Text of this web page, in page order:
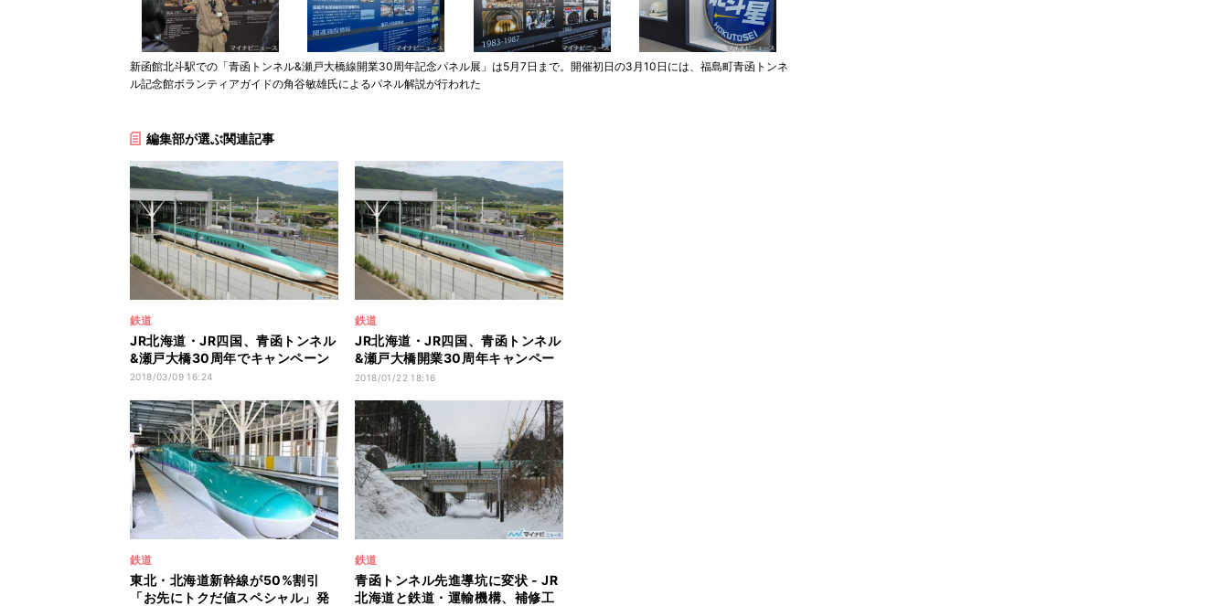
新函館北斗駅での「青函トンネル&瀬戸大橋線開業30周年記念パネル展」は5月7日まで。開催初日の3月10日には、福島町青函トンネ
ル記念館ボランティアガイドの角谷敏雄氏によるパネル解説が行われた
編集部が選ぶ関連記事
鉄道
JR北海道・JR四国、青函トンネル
&瀬戸大橋30周年でキャンペーン
2018/03/09 16:24
鉄道
JR北海道・JR四国、青函トンネル
&瀬戸大橋開業30周年キャンペー
ン
2018/01/22 18:16
鉄道
東北・北海道新幹線が50%割引
「お先にトクだ値スペシャル」発
鉄道
青函トンネル先進導坑に変状 - JR
北海道と鉄道・運輸機構、補修工